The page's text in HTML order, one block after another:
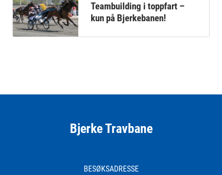
Teambuilding i toppfart –
kun på Bjerkebanen!
Bjerke Travbane
BESØKSADRESSE